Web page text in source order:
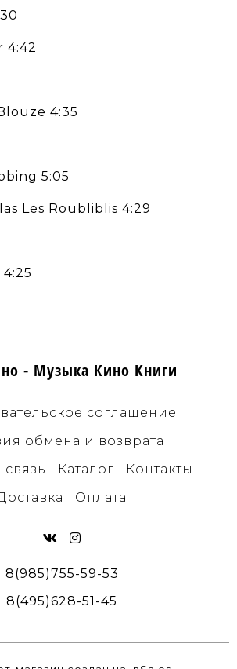
4:42
4:35
5:05
Les Roubliblis 4:29
- Музыка Кино Книги
соглашение
обмена и возврата
Каталог
Контакты
Оплата
8(985)755-59-53
8(495)628-51-45